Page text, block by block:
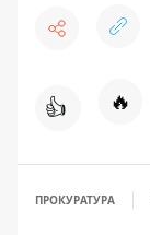
👍 🔥
ПРОКУРАТУРА